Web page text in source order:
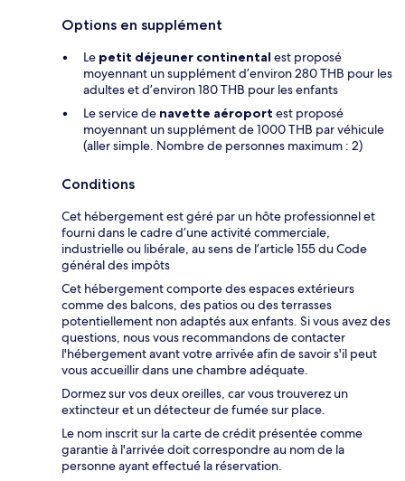
Options en supplément
Le petit déjeuner continental est proposé
moyennant un supplément d’environ 280 THB pour les
adultes et d’environ 180 THB pour les enfants
Le service de navette aéroport est proposé
moyennant un supplément de 1000 THB par véhicule
(aller simple. Nombre de personnes maximum : 2)
Conditions
Cet hébergement est géré par un hôte professionnel et
fourni dans le cadre d’une activité commerciale,
industrielle ou libérale, au sens de l’article 155 du Code
général des impôts
Cet hébergement comporte des espaces extérieurs
comme des balcons, des patios ou des terrasses
potentiellement non adaptés aux enfants. Si vous avez des
questions, nous vous recommandons de contacter
l'hébergement avant votre arrivée afin de savoir s'il peut
vous accueillir dans une chambre adéquate.
Dormez sur vos deux oreilles, car vous trouverez un
extincteur et un détecteur de fumée sur place.
Le nom inscrit sur la carte de crédit présentée comme
garantie à l'arrivée doit correspondre au nom de la
personne ayant effectué la réservation.